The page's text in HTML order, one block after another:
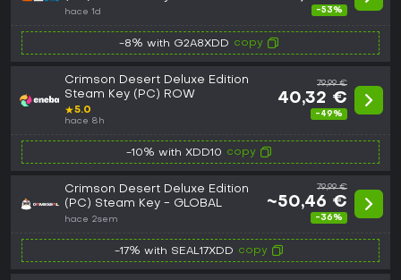
hace 1d -53%
-8% with G2A8XDD copy
Crimson Desert Deluxe Edition
Steam Key (PC) ROW
★5.0
hace 8h
79,99 €
40,32 €
-49%
-10% with XDD10 copy
Crimson Desert Deluxe Edition
(PC) Steam Key - GLOBAL
hace 2sem
79,99 €
~50,46 €
-36%
-17% with SEAL17XDD copy